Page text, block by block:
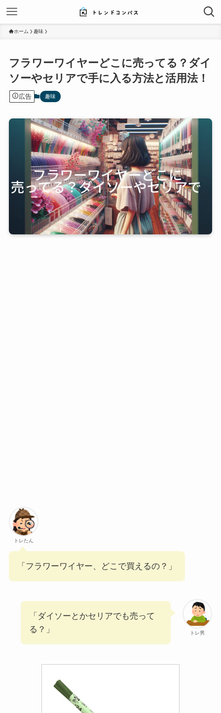
ホーム 趣味
フラワーワイヤーどこに売ってる？ダイ
ソーやセリアで手に入る方法と活用法！
広告 趣味
トレたん
「フラワーワイヤー、どこで買えるの？」
トレ男
「ダイソーとかセリアでも売って
る？」